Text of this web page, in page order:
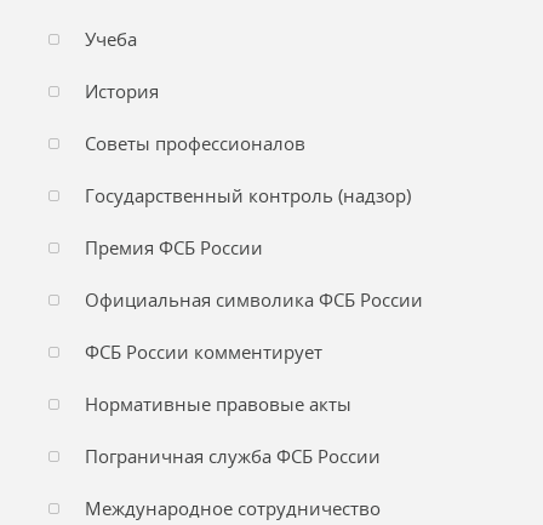
Учеба
История
Советы профессионалов
Государственный контроль (надзор)
Премия ФСБ России
Официальная символика ФСБ России
ФСБ России комментирует
Нормативные правовые акты
Пограничная служба ФСБ России
Международное сотрудничество